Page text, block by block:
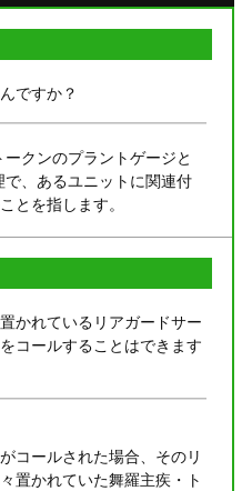
ですか？
クンのプラントゲージと
で、あるユニットに関連付
とを指します。
かれているリアガードサー
コールすることはできます
コールされた場合、そのリ
置かれていた舞羅主疾・ト